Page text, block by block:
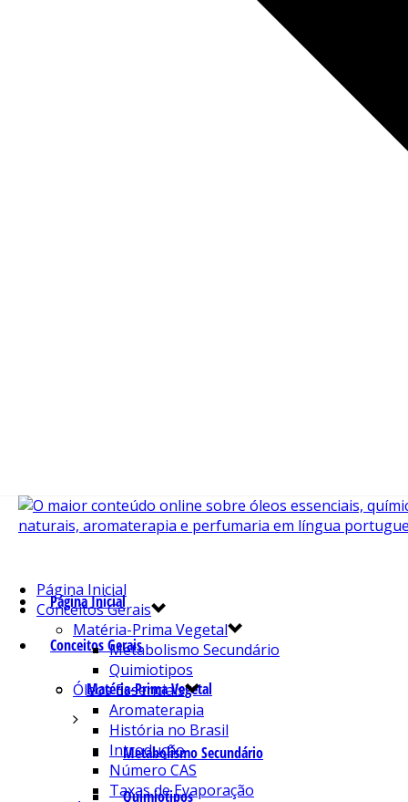
Página Inicial
Conceitos Gerais
Matéria-Prima Vegetal
Metabolismo Secundário
Quimiotipos
Página Inicial
Conceitos Gerais
Matéria-Prima Vegetal
Metabolismo Secundário
Quimiotipos
Óleos Essenciais
Aromaterapia
História no Brasil
Introdução
Número CAS
Taxas de Evaporação